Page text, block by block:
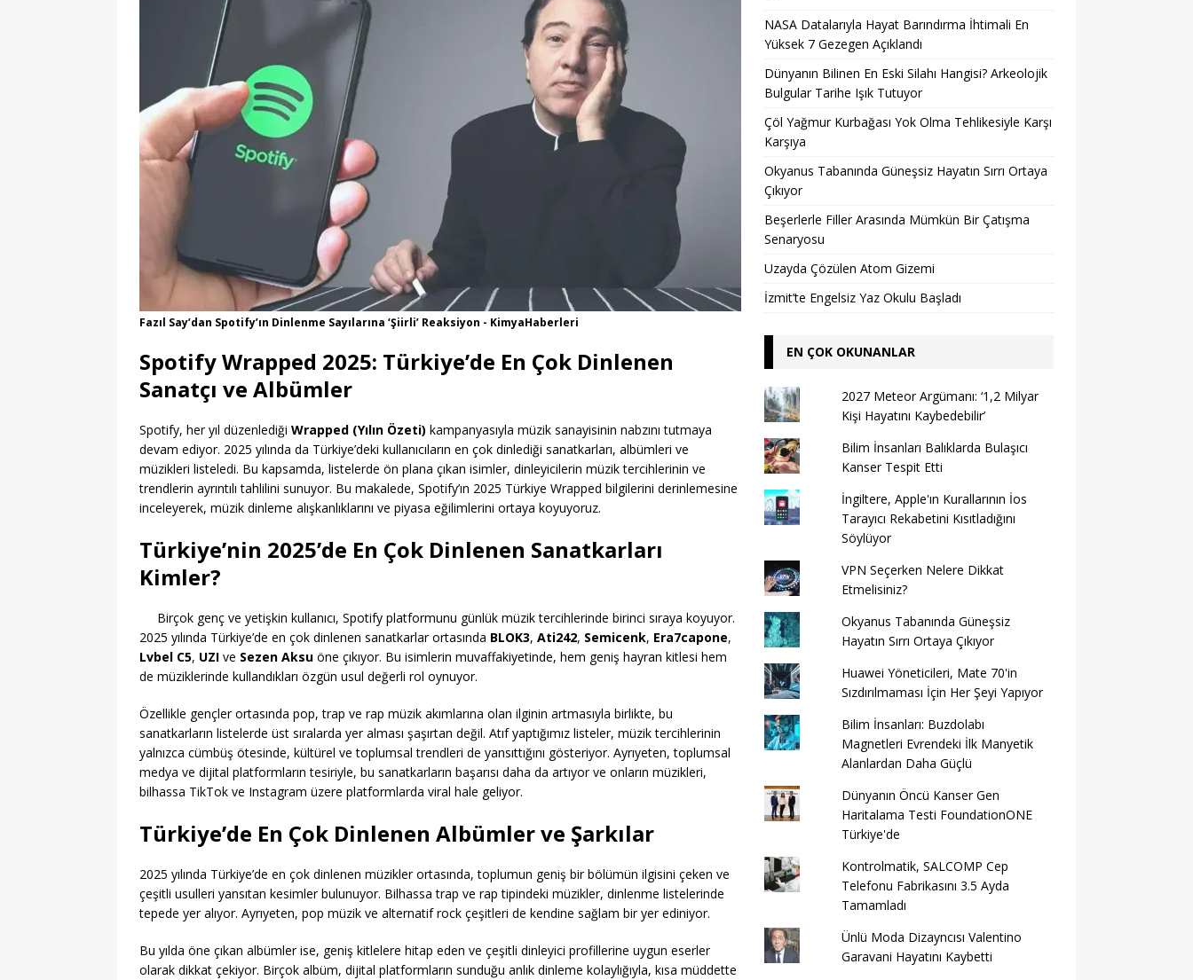
Fazıl Say’dan Spotify’ın Dinlenme Sayılarına ‘Şiirli’ Reaksiyon - KimyaHaberleri
Spotify Wrapped 2025: Türkiye’de En Çok Dinlenen
Sanatçı ve Albümler
Spotify, her yıl düzenlediği Wrapped (Yılın Özeti) kampanyasıyla müzik sanayisinin nabzını tutmaya
devam ediyor. 2025 yılında da Türkiye’deki kullanıcıların en çok dinlediği sanatkarları, albümleri ve
müzikleri listeledi. Bu kapsamda, listelerde ön plana çıkan isimler, dinleyicilerin müzik tercihlerinin ve
trendlerin ayrıntılı tahlilini sunuyor. Bu makalede, Spotify’ın 2025 Türkiye Wrapped bilgilerini derinlemesine
inceleyerek, müzik dinleme alışkanlıklarını ve piyasa eğilimlerini ortaya koyuyoruz.
Türkiye’nin 2025’de En Çok Dinlenen Sanatkarları
Kimler?
Birçok genç ve yetişkin kullanıcı, Spotify platformunu günlük müzik tercihlerinde birinci sıraya koyuyor.
2025 yılında Türkiye’de en çok dinlenen sanatkarlar ortasında BLOK3, Ati242, Semicenk, Era7capone,
Lvbel C5, UZI ve Sezen Aksu öne çıkıyor. Bu isimlerin muvaffakiyetinde, hem geniş hayran kitlesi hem
de müziklerinde kullandıkları özgün usul değerli rol oynuyor.
Özellikle gençler ortasında pop, trap ve rap müzik akımlarına olan ilginin artmasıyla birlikte, bu
sanatkarların listelerde üst sıralarda yer alması şaşırtan değil. Atıf yaptığımız listeler, müzik tercihlerinin
yalnızca cümbüş ötesinde, kültürel ve toplumsal trendleri de yansıttığını gösteriyor. Ayrıyeten, toplumsal
medya ve dijital platformların tesiriyle, bu sanatkarların başarısı daha da artıyor ve onların müzikleri,
bilhassa TikTok ve Instagram üzere platformlarda viral hale geliyor.
Türkiye’de En Çok Dinlenen Albümler ve Şarkılar
2025 yılında Türkiye’de en çok dinlenen müzikler ortasında, toplumun geniş bir bölümün ilgisini çeken ve
çeşitli usulleri yansıtan kesimler bulunuyor. Bilhassa trap ve rap tipindeki müzikler, dinlenme listelerinde
tepede yer alıyor. Ayrıyeten, pop müzik ve alternatif rock çeşitleri de kendine sağlam bir yer ediniyor.
Bu yılda öne çıkan albümler ise, geniş kitlelere hitap eden ve çeşitli dinleyici profillerine uygun eserler
olarak dikkat çekiyor. Birçok albüm, dijital platformların sunduğu anlık dinleme kolaylığıyla, kısa müddette
NASA Datalarıyla Hayat Barındırma İhtimali En
Yüksek 7 Gezegen Açıklandı
Dünyanın Bilinen En Eski Silahı Hangisi? Arkeolojik
Bulgular Tarihe Işık Tutuyor
Çöl Yağmur Kurbağası Yok Olma Tehlikesiyle Karşı
Karşıya
Okyanus Tabanında Güneşsiz Hayatın Sırrı Ortaya
Çıkıyor
Beşerlerle Filler Arasında Mümkün Bir Çatışma
Senaryosu
Uzayda Çözülen Atom Gizemi
İzmit’te Engelsiz Yaz Okulu Başladı
EN ÇOK OKUNANLAR
2027 Meteor Argümanı: ‘1,2 Milyar
Kişi Hayatını Kaybedebilir’
Bilim İnsanları Balıklarda Bulaşıcı
Kanser Tespit Etti
İngiltere, Apple'ın Kurallarının İos
Tarayıcı Rekabetini Kısıtladığını
Söylüyor
VPN Seçerken Nelere Dikkat
Etmelisiniz?
Okyanus Tabanında Güneşsiz
Hayatın Sırrı Ortaya Çıkıyor
Huawei Yöneticileri, Mate 70'in
Sızdırılmaması İçin Her Şeyi Yapıyor
Bilim İnsanları: Buzdolabı
Magnetleri Evrendeki İlk Manyetik
Alanlardan Daha Güçlü
Dünyanın Öncü Kanser Gen
Haritalama Testi FoundationONE
Türkiye'de
Kontrolmatik, SALCOMP Cep
Telefonu Fabrikasını 3.5 Ayda
Tamamladı
Ünlü Moda Dizayncısı Valentino
Garavani Hayatını Kaybetti